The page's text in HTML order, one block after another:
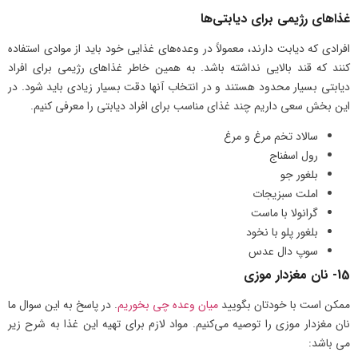
غذاهای رژیمی برای دیابتی‌ها
افرادی که دیابت دارند، معمولاً در وعده‌‌های غذایی خود باید از موادی استفاده
کنند که قند بالایی نداشته باشد. به همین خاطر غذاهای رژیمی برای افراد
دیابتی بسیار محدود هستند و در انتخاب آنها دقت بسیار زیادی باید شود. در
این بخش سعی داریم چند غذای مناسب برای افراد دیابتی را معرفی کنیم.
سالاد تخم مرغ و مرغ
رول اسفناج
بلغور جو
املت سبزیجات
گرانولا با ماست
بلغور پلو با نخود
سوپ دال عدس
15- نان مغزدار موزی
ممکن است با خودتان بگویید میان وعده چی بخوریم. در پاسخ به این سوال ما
نان مغزدار موزی را توصیه می‌کنیم. مواد لازم برای تهیه این غذا به شرح زیر
می باشد: